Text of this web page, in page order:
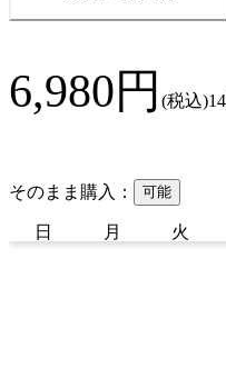
6,980円 (税込)
そのまま購入： 可能
日 月 火